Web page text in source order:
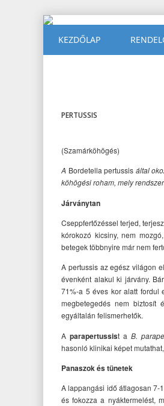
KEZDŐLAP
PERTUSSIS
(Szamárköhögés)
A Bordetella pertussis által
köhögési roham, mely
Járványtan
Cseppfertőzéssel terjed,
kórokozó kicsiny, nem
betegek többnyire már nem
A pertussis az egész világon
évenként alakul ki járvány.
71%-a 5 éves kor alatt fordul
megbetegedés nem biztosít
egyáltalán felismerhetők.
A parapertussist a B.
hasonló klinikai képet
Panaszok és tünetek
A lappangási idő átlagosan 7-
és fokozza a nyáktermelést,